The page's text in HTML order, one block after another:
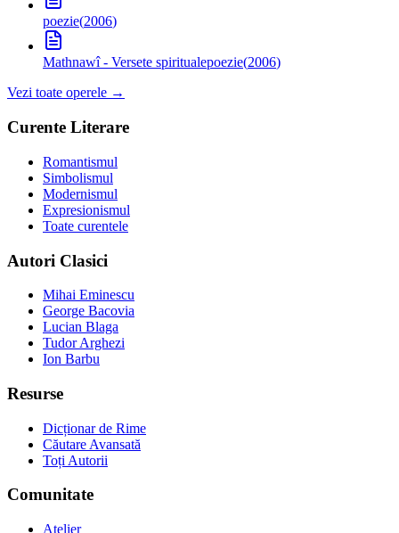
poezie(2006)
Mathnawî - Versete spiritualepoezie(2006)
Vezi toate operele →
Curente Literare
Romantismul
Simbolismul
Modernismul
Expresionismul
Toate curentele
Autori Clasici
Mihai Eminescu
George Bacovia
Lucian Blaga
Tudor Arghezi
Ion Barbu
Resurse
Dicționar de Rime
Căutare Avansată
Toți Autorii
Comunitate
Atelier